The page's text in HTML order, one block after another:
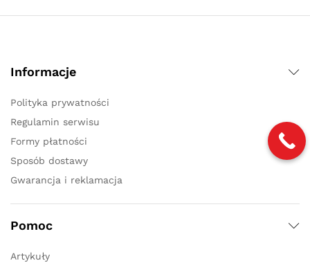
Informacje
Polityka prywatności
Regulamin serwisu
Formy płatności
Sposób dostawy
Gwarancja i reklamacja
Pomoc
Artykuły